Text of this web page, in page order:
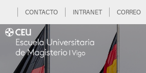
CONTACTO INTRANET CORREO